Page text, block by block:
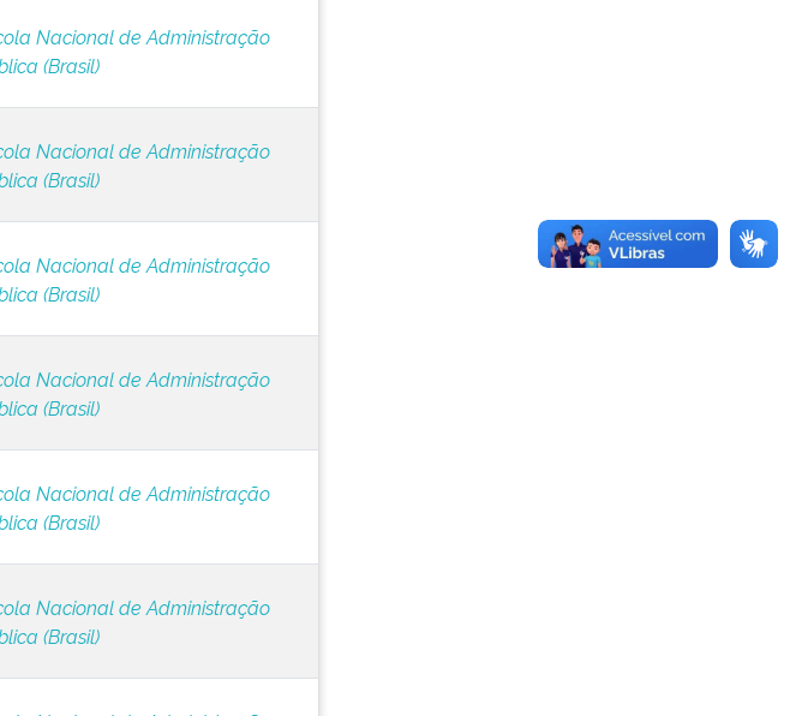
Nacional de Administração
(Brasil)
Nacional de Administração
(Brasil)
Nacional de Administração
(Brasil)
Nacional de Administração
(Brasil)
Nacional de Administração
(Brasil)
Nacional de Administração
(Brasil)